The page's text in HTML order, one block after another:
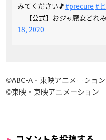
みてください🎵#precure#
— 【公式】おジャ魔女どれ
18, 2020
©ABC-A・東映アニメーション
©東映・東映アニメーション